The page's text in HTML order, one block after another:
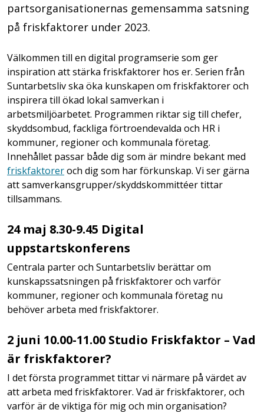
partsorganisationernas gemensamma satsning
på friskfaktorer under 2023.
Välkommen till en digital programserie som ger
inspiration att stärka friskfaktorer hos er. Serien från
Suntarbetsliv ska öka kunskapen om friskfaktorer och
inspirera till ökad lokal samverkan i
arbetsmiljöarbetet. Programmen riktar sig till chefer,
skyddsombud, fackliga förtroendevalda och HR i
kommuner, regioner och kommunala företag.
Innehållet passar både dig som är mindre bekant med
friskfaktoreroch dig som har förkunskap. Vi ser gärna
att samverkansgrupper/skyddskommittéer tittar
tillsammans.
24 maj 8.30-9.45 Digital
uppstartskonferens
Centrala parter och Suntarbetsliv berättar om
kunskapssatsningen på friskfaktorer och varför
kommuner, regioner och kommunala företag nu
behöver arbeta med friskfaktorer.
2 juni 10.00-11.00 Studio Friskfaktor – Vad
är friskfaktorer?
I det första programmet tittar vi närmare på värdet av
att arbeta med friskfaktorer. Vad är friskfaktorer, och
varför är de viktiga för mig och min organisation?